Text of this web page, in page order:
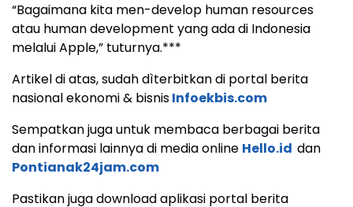
“Bagaimana kita men-develop human resources
atau human development yang ada di Indonesia
melalui Apple,” tuturnya.***
Artikel di atas, sudah dìterbitkan di portal berita
nasional ekonomi & bisnisInfoekbis.com
Sempatkan juga untuk membaca berbagai berita
dan informasi lainnya di media online Hello.id dan
Pontianak24jam.com
Pastikan juga download aplikasi portal berita